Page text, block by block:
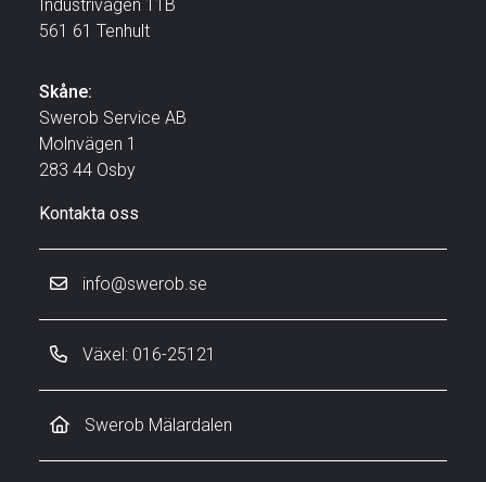
Industrivägen 11B
561 61 Tenhult
Skåne:
Swerob Service AB
Molnvägen 1
283 44 Osby
Kontakta oss
info@swerob.se
Växel: 016-25121
Swerob Mälardalen